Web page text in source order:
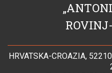
HRVATSKA-CROAZIA,